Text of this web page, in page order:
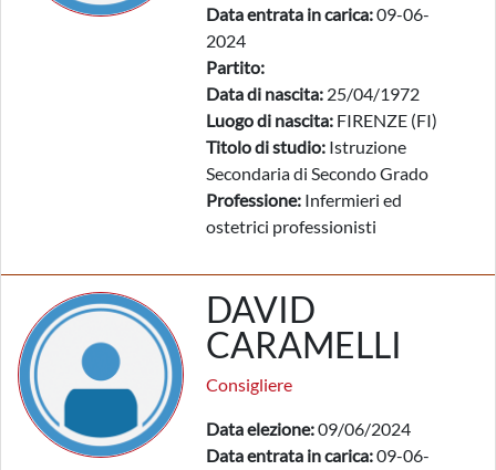
Data entrata in carica:09-06-
2024
Partito:
Data di nascita: 25/04/1972
Luogo di nascita: FIRENZE (FI)
Titolo di studio: Istruzione
Secondaria di Secondo Grado
Professione: Infermieri ed
ostetrici professionisti
DAVID
CARAMELLI
Consigliere
Data elezione:09/06/2024
Data entrata in carica:09-06-